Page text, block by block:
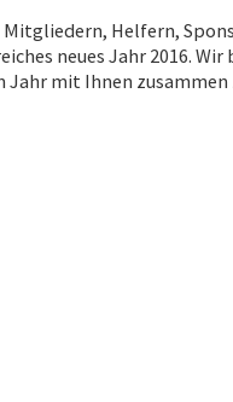
Mitgliedern, Helfern,
neues Jahr 2016.
Jahr mit Ihnen